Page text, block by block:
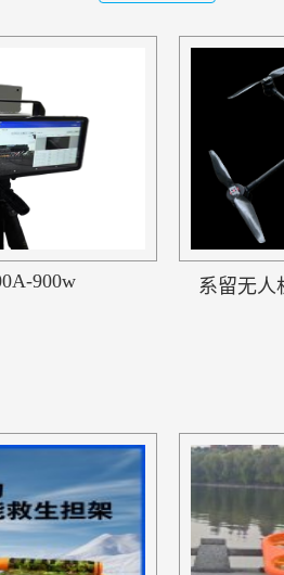
900w
系留无人